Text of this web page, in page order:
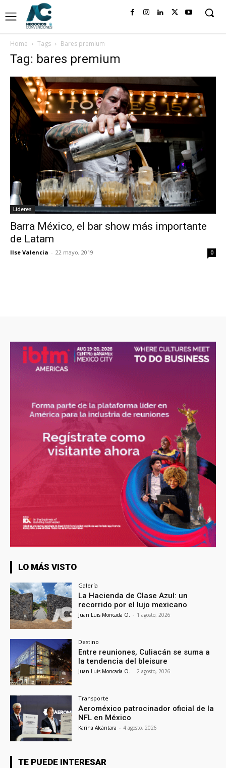
Home Tags Bares premium
Tag: bares premium
Líderes
Barra México, el bar show más importante
de Latam
Ilse Valencia - 22 mayo, 2019 0
LO MÁS VISTO
Galería
La Hacienda de Clase Azul: un
recorrido por el lujo mexicano
Juan Luis Moncada O. - 1 agosto, 2026
Destino
Entre reuniones, Culiacán se suma a
la tendencia del bleisure
Juan Luis Moncada O. - 2 agosto, 2026
Transporte
Aeroméxico patrocinador oficial de la
NFL en México
Karina Alcántara - 4 agosto, 2026
TE PUEDE INTERESAR